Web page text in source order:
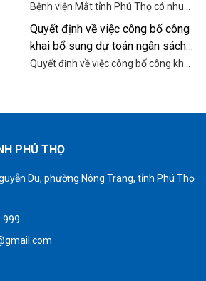
Bệnh viện Mắt tỉnh Phú Thọ có nhu
xây dựng giá gói thầu, làm cơ sở tổ
chức chọn nhà thầu cung cấp động
cơ, thang máy cho Bệnh viện Mắt
Quyết định về việc công bố công
khai bổ sung dự toán ngân sách
nhà nước năm 2025
Quyết định về việc công bố công khai
PHÚ THỌ
Du, phường Nông Trang, tỉnh Phú Thọ
999